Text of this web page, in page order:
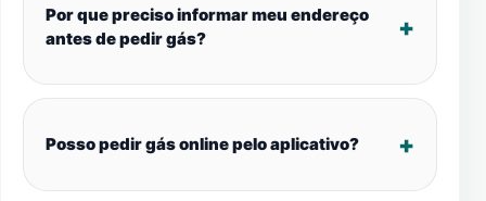
Por que preciso informar meu endereço
antes de pedir gás?
Posso pedir gás online pelo aplicativo?